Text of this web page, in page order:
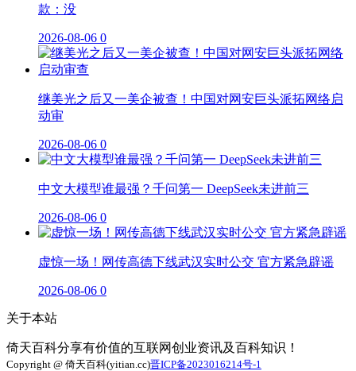
款：没
2026-08-06 0
继美光之后又一美企被查！中国对网安巨头派拓网络启
动审
2026-08-06 0
中文大模型谁最强？千问第一 DeepSeek未进前三
2026-08-06 0
虚惊一场！网传高德下线武汉实时公交 官方紧急辟谣
2026-08-06 0
关于本站
倚天百科分享有价值的互联网创业资讯及百科知识！
Copyright @ 倚天百科(yitian.cc)晋ICP备2023016214号-1